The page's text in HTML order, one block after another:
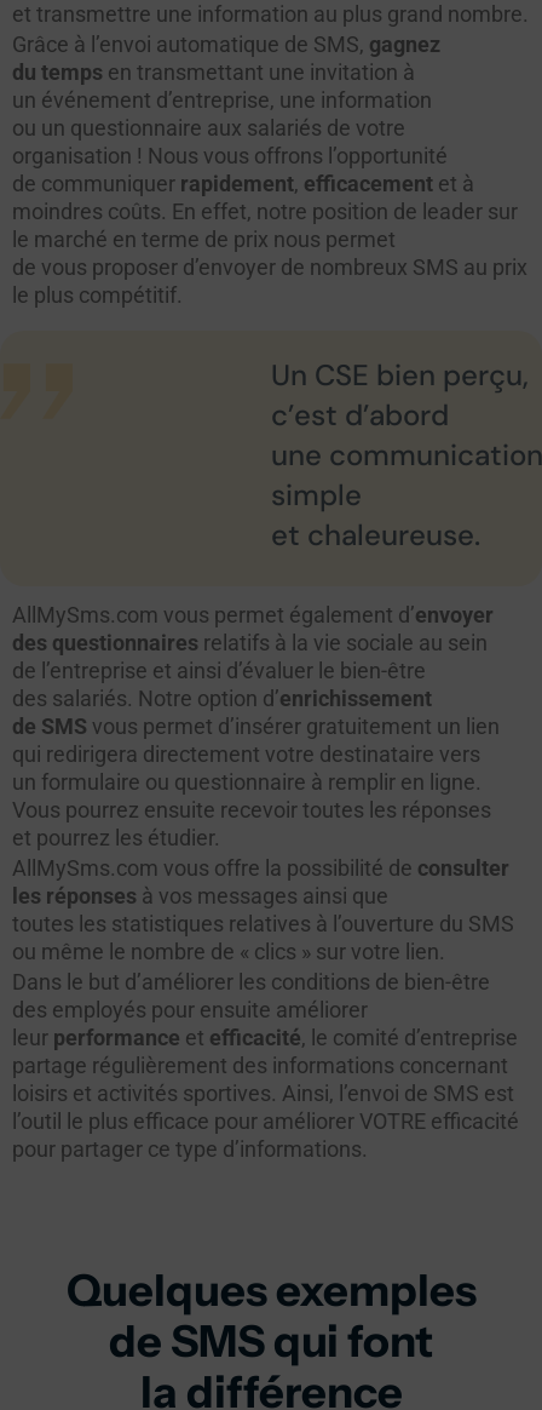
et transmettre une information au plus grand nombre.
Grâce à l’envoi automatique de SMS, gagnez
du temps en transmettant une invitation à
un événement d’entreprise, une information
ou un questionnaire aux salariés de votre
organisation ! Nous vous offrons l’opportunité
de communiquer rapidement, efficacement et à
moindres coûts. En effet, notre position de leader sur
le marché en terme de prix nous permet
de vous proposer d’envoyer de nombreux SMS au prix
le plus compétitif.
Un CSE bien perçu,
c’est d’abord
une communication
simple
et chaleureuse.
AllMySms.com vous permet également d’envoyer
des questionnaires relatifs à la vie sociale au sein
de l’entreprise et ainsi d’évaluer le bien-être
des salariés. Notre option d’enrichissement
de SMS vous permet d’insérer gratuitement un lien
qui redirigera directement votre destinataire vers
un formulaire ou questionnaire à remplir en ligne.
Vous pourrez ensuite recevoir toutes les réponses
et pourrez les étudier.
AllMySms.com vous offre la possibilité de consulter
les réponses à vos messages ainsi que
toutes les statistiques relatives à l’ouverture du SMS
ou même le nombre de « clics » sur votre lien.
Dans le but d’améliorer les conditions de bien-être
des employés pour ensuite améliorer
leur performance et efficacité, le comité d’entreprise
partage régulièrement des informations concernant
loisirs et activités sportives. Ainsi, l’envoi de SMS est
l’outil le plus efficace pour améliorer VOTRE efficacité
pour partager ce type d’informations.
Quelques exemples
de SMS qui font
la différence